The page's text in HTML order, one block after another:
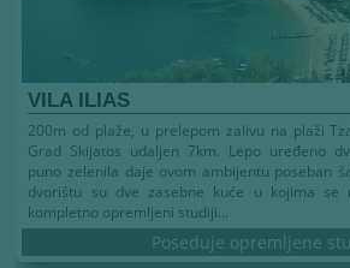
VILA ILIAS
200m od plaže, u prelepom zalivu na plaži
Grad Skijatos udaljen 7km. Lepo uređeno
puno zelenila daje ovom ambijentu poseban
dvorištu su dve zasebne kuće u kojima se
kompletno opremljeni studiji...
Poseduje opremljene